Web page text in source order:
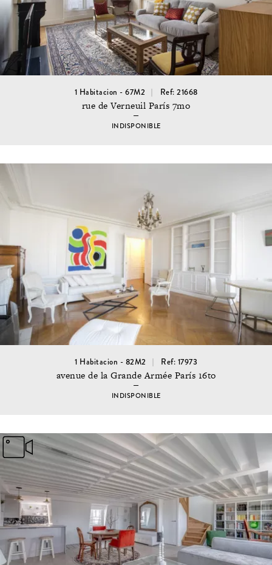
1 Habitacion - 67M2 Ref: 21668
rue de Verneuil París 7mo
INDISPONIBLE
1 Habitacion - 82M2 Ref: 17973
avenue de la Grande Armée París 16to
INDISPONIBLE